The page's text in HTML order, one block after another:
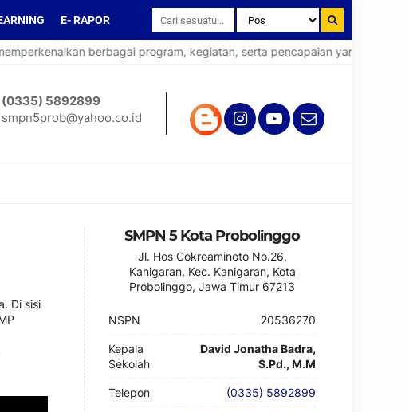
E- RAPOR
berbagai program, kegiatan, serta pencapaian yang telah
(0335) 5892899
smpn5prob@yahoo.co.id
Di sisi
SMPN 5 Kota Probolinggo
Jl. Hos Cokroaminoto No.26,
Kanigaran, Kec. Kanigaran, Kota
Probolinggo, Jawa Timur 67213
NSPN 20536270
Kepala
Sekolah
David Jonatha Badra,
S.Pd., M.M
Telepon (0335) 5892899